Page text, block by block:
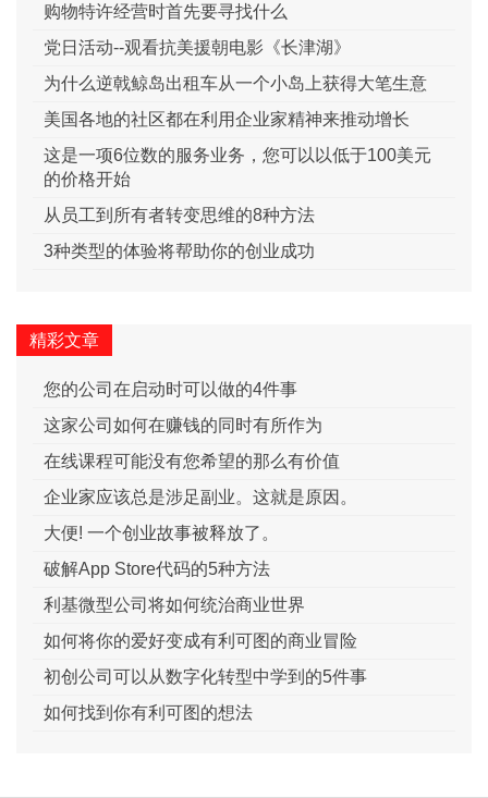
购物特许经营时首先要寻找什么
党日活动--观看抗美援朝电影《长津湖》
为什么逆戟鲸岛出租车从一个小岛上获得大笔生意
美国各地的社区都在利用企业家精神来推动增长
这是一项6位数的服务业务，您可以以低于100美元
的价格开始
从员工到所有者转变思维的8种方法
3种类型的体验将帮助你的创业成功
精彩文章
您的公司在启动时可以做的4件事
这家公司如何在赚钱的同时有所作为
在线课程可能没有您希望的那么有价值
企业家应该总是涉足副业。这就是原因。
大便! 一个创业故事被释放了。
破解App Store代码的5种方法
利基微型公司将如何统治商业世界
如何将你的爱好变成有利可图的商业冒险
初创公司可以从数字化转型中学到的5件事
如何找到你有利可图的想法